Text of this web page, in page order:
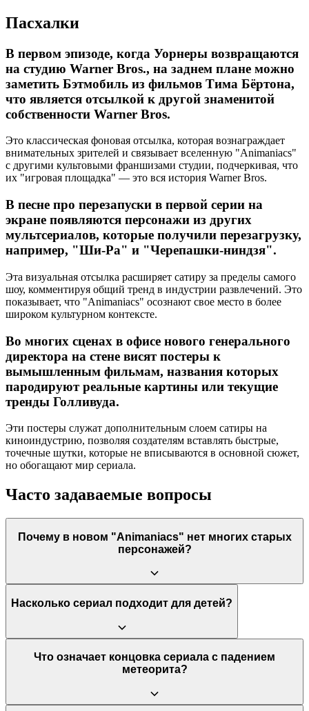
Пасхалки
В первом эпизоде, когда Уорнеры возвращаются
на студию Warner Bros., на заднем плане можно
заметить Бэтмобиль из фильмов Тима Бёртона,
что является отсылкой к другой знаменитой
собственности Warner Bros.
Это классическая фоновая отсылка, которая вознаграждает
внимательных зрителей и связывает вселенную "Animaniacs"
с другими культовыми франшизами студии, подчеркивая, что
их "игровая площадка" — это вся история Warner Bros.
В песне про перезапуски в первой серии на
экране появляются персонажи из других
мультсериалов, которые получили перезагрузку,
например, "Ши-Ра" и "Черепашки-ниндзя".
Эта визуальная отсылка расширяет сатиру за пределы самого
шоу, комментируя общий тренд в индустрии развлечений. Это
показывает, что "Animaniacs" осознают свое место в более
широком культурном контексте.
Во многих сценах в офисе нового генерального
директора на стене висят постеры к
вымышленным фильмам, названия которых
пародируют реальные картины или текущие
тренды Голливуда.
Эти постеры служат дополнительным слоем сатиры на
киноиндустрию, позволяя создателям вставлять быстрые,
точечные шутки, которые не вписываются в основной сюжет,
но обогащают мир сериала.
Часто задаваемые вопросы
Почему в новом "Animaniacs" нет многих старых
персонажей?
Создатели решили сосредоточиться на самых популярных
структуру шоу более концентрированной. Это было
творческое решение, направленное на то, чтобы глубже
проработать сатиру через главных героев, хотя оно и вызвало
разочарование у части фанатов оригинального сериала.
Насколько сериал подходит для детей?
Как и оригинал, перезапуск имеет несколько уровней юмора.
Дети могут наслаждаться яркой анимацией, музыкальными
особенно политические и культурные отсылки,
ориентирована на взрослую аудиторию, которая сможет
Что означает концовка сериала с падением
метеорита?